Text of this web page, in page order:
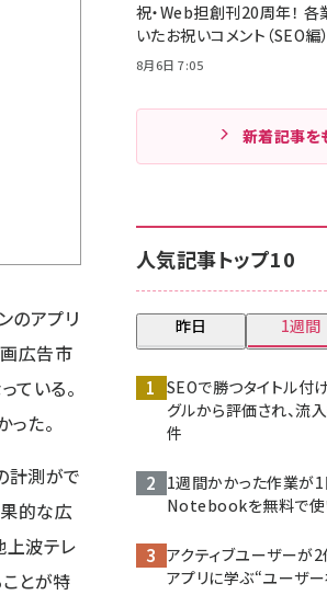
のアプリ
広告市
いる。
た。
計測がで
的な広
上波テレ
とが特
祝・Web担創刊20周年！
いたお祝いコメント（SEO編）
8月6日 7:05
新着記事を
人気記事トップ10
昨日 1週間
SEOで勝つタイトル付
グルから評価され、流
件
1週間かかった作業が
Notebookを無料で使
アクティブユーザーが
アプリに学ぶ“ユーザ